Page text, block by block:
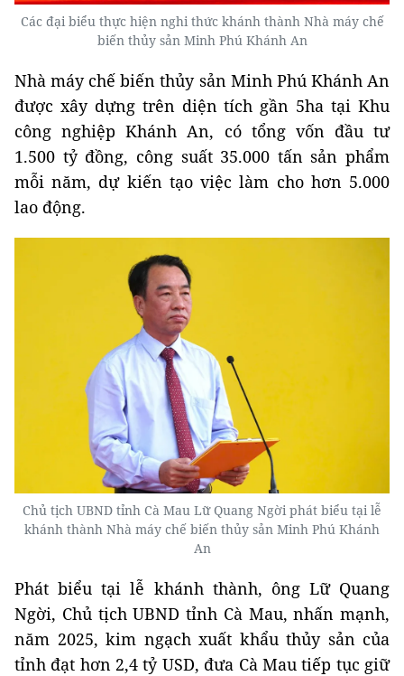
Các đại biểu thực hiện nghi thức khánh thành Nhà máy chế
biến thủy sản Minh Phú Khánh An
Nhà máy chế biến thủy sản Minh Phú Khánh An
được xây dựng trên diện tích gần 5ha tại Khu
công nghiệp Khánh An, có tổng vốn đầu tư
1.500 tỷ đồng, công suất 35.000 tấn sản phẩm
mỗi năm, dự kiến tạo việc làm cho hơn 5.000
lao động.
Chủ tịch UBND tỉnh Cà Mau Lữ Quang Ngời phát biểu tại lễ
khánh thành Nhà máy chế biến thủy sản Minh Phú Khánh
An
Phát biểu tại lễ khánh thành, ông Lữ Quang
Ngời, Chủ tịch UBND tỉnh Cà Mau, nhấn mạnh,
năm 2025, kim ngạch xuất khẩu thủy sản của
tỉnh đạt hơn 2,4 tỷ USD, đưa Cà Mau tiếp tục giữ